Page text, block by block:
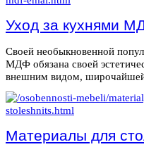
Уход за кухнями
Своей необыкновенной
МДФ обязана своей
внешним видом,
Материалы для